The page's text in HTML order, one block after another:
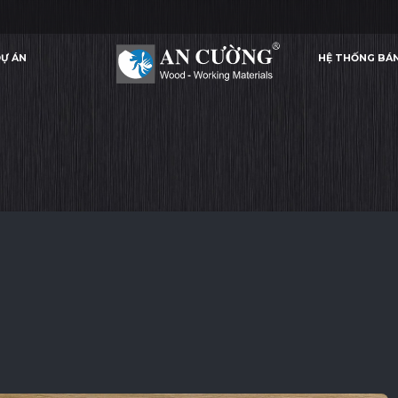
ÁN HỆ THỐNG
LAMINATE
AMERICAN OAK AMERICAN OAK AMERICAN OAK